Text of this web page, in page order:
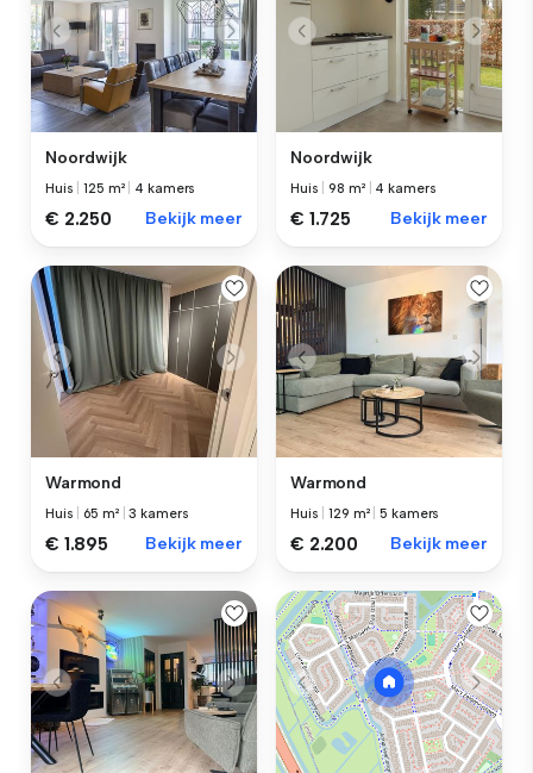
Noordwijk
Huis |125 m² 4 kamers
€ 2.250 Bekijk meer
Noordwijk
Huis |98 m² 4 kamers
€ 1.725 Bekijk meer
Warmond
Huis 65 m² |3 kamers
€ 1.895 Bekijk meer
Warmond
Huis |129 m² |5 kamers
€ 2.200 Bekijk meer